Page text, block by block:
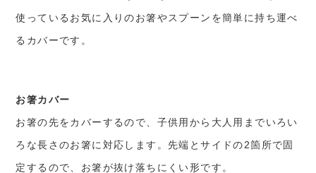
使っているお気に入りのお箸やスプーンを簡単に持ち運べ
るカバーです。
お箸カバー
お箸の先をカバーするので、子供用から大人用までいろい
ろな長さのお箸に対応します。先端とサイドの2箇所で固
定するので、お箸が抜け落ちにくい形です。